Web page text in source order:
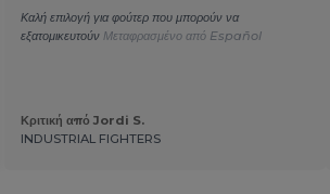
Καλή επιλογή για φούτερ που μπορούν να
εξατομικευτούν Μεταφρασμένο από Español
Κριτική από Jordi S.
INDUSTRIAL FIGHTERS